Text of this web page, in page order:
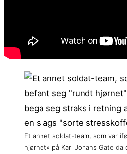
Et annet soldat-team, som var
hjørnet» på Karl Johans Gate